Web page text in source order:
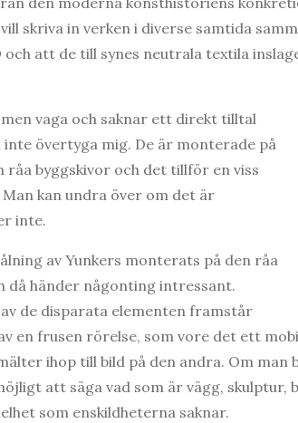
skriva in verken i diverse samtida
och att de till synes neutrala textila
vaga och saknar ett direkt tilltal
inte övertyga mig. De är monterade på
råa byggskivor och det tillför en viss
kan undra över om det är
inte.
av Yunkers monterats på den råa
då händer någonting intressant.
de disparata elementen framstår
en frusen rörelse, som vore det ett
ihop till bild på den andra. Om
att säga vad som är vägg,
som enskildheterna saknar.